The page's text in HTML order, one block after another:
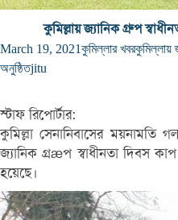
কুমিল্লায় জ্যানিক গ্রুপ
March 19, 2021কুমিল্লার খবরকুমিল্লায়
অনুষ্ঠিতjitu
স্টাফ রিপোর্টার:
কুমিল্লা সেনানিবাসের ময়নামতি
জ্যানিক গ্রæপ স্বাধীনতা দিবস
হয়েছে।